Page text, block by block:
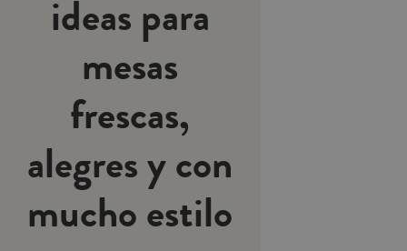
ideas para
mesas
frescas,
alegres y con
mucho estilo